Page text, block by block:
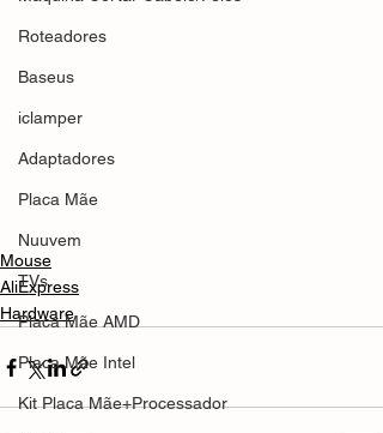
Roteadores
Baseus
iclamper
Adaptadores
Placa Mãe
Nuuvem
TVs
Placa Mãe AMD
Placa Mãe Intel
Kit Placa Mãe+Processador
Mouse
AliExpress
Hardware